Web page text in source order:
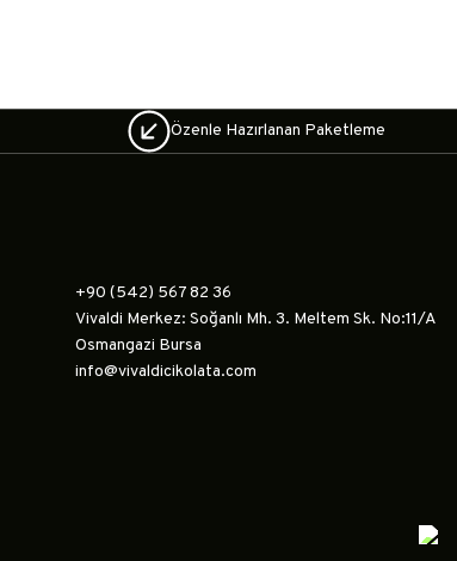
Özenle Hazırlanan Paketleme
+90 (542) 567 82 36
Vivaldi Merkez: Soğanlı Mh. 3. Meltem Sk. No:11/A
Osmangazi Bursa
info@vivaldicikolata.com